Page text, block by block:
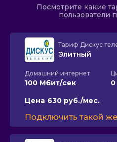
Посмотрите какие
пользователи
Тариф Дискус
Элитный
Домашний интернет
100 Мбит/сек
0
Цена 630 руб./мес.
Подключить такой же